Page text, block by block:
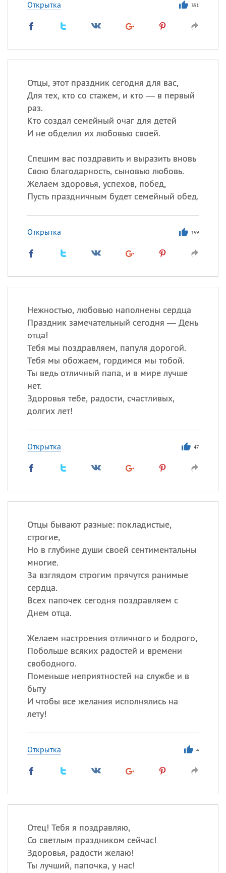
Открытка 391
Отцы, этот праздник сегодня для вас,
Для тех, кто со стажем, и кто — в первый
раз.
Кто создал семейный очаг для детей
И не обделил их любовью своей.
Спешим вас поздравить и выразить вновь
Свою благодарность, сыновью любовь.
Желаем здоровья, успехов, побед,
Пусть праздничным будет семейный обед.
Открытка 159
Нежностью, любовью наполнены сердца
Праздник замечательный сегодня — День
отца!
Тебя мы поздравляем, папуля дорогой.
Тебя мы обожаем, гордимся мы тобой.
Ты ведь отличный папа, и в мире лучше
нет.
Здоровья тебе, радости, счастливых,
долгих лет!
Открытка 47
Отцы бывают разные: покладистые,
строгие,
Но в глубине души своей сентиментальны
многие.
За взглядом строгим прячутся ранимые
сердца.
Всех папочек сегодня поздравляем с
Днем отца.
Желаем настроения отличного и бодрого,
Побольше всяких радостей и времени
свободного.
Поменьше неприятностей на службе и в
быту
И чтобы все желания исполнялись на
лету!
Открытка 4
Отец! Тебя я поздравляю,
Со светлым праздником сейчас!
Здоровья, радости желаю!
Ты лучший, папочка, у нас!